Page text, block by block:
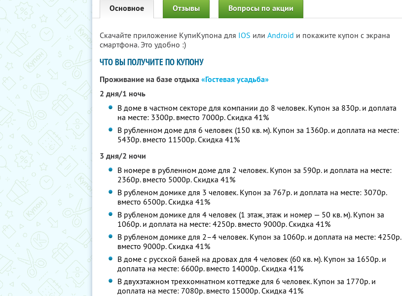
Основное Отзывы Вопросы по акции
Скачайте приложение КупиКупона для IOS или Android и покажите купон с экрана
смартфона. Это удобно :)
ЧТО ВЫ ПОЛУЧИТЕ ПО КУПОНУ
Проживание на базе отдыха«Гостевая усадьба»
2 дня/1 ночь
В доме в частном секторе для компании до 8 человек. Купон за 830р. и доплата
на месте: 3300р. вместо 7000р. Скидка 41%
В рубленном доме для 6 человек (150 кв. м). Купон за 1360р. и доплата на месте:
5430р. вместо 11500р. Скидка 41%
3 дня/2 ночи
В номере в рубленном доме для 2 человек. Купон за 590р. и доплата на месте:
2360р. вместо 5000р. Скидка 41%
В рубленом домике для 3 человек. Купон за 767р. и доплата на месте: 3070р.
вместо 6500р. Скидка 41%
В рубленом домике для 4 человек (1 этаж, этаж и номер — 50 кв. м). Купон за
1060р. и доплата на месте: 4250р. вместо 9000р. Скидка 41%
В рубленом домике для 2–4 человек. Купон за 1060р. и доплата на месте: 4250р.
вместо 9000р. Скидка 41%
В доме с русской баней на дровах для 4 человек (60 кв. м). Купон за 1650р. и
доплата на месте: 6600р. вместо 14000р. Скидка 41%
В двухэтажном трехкомнатном коттедже для 6 человек. Купон за 1770р. и
доплата на месте: 7080р. вместо 15000р. Скидка 41%